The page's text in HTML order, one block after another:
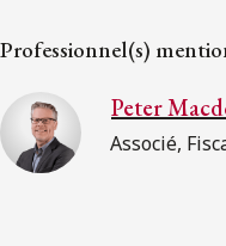
Professionnel(s)
Peter
Associé,